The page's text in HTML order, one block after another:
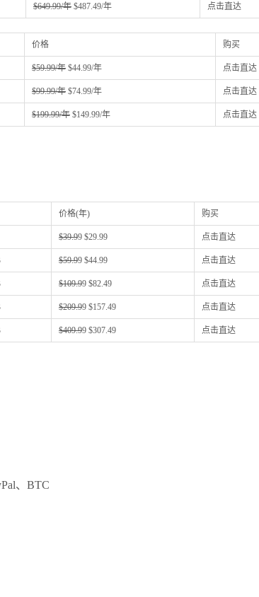
$649.99/年 $487.49/年 点击直达
价格 购买
$59.99/年 $44.99/年 点击直达
$99.99/年 $74.99/年 点击直达
$199.99/年 $149.99/年 点击直达
价格(年) 购买
$39.99 $29.99 点击直达
$59.99 $44.99 点击直达
$109.99 $82.49 点击直达
$209.99 $157.49 点击直达
$409.99 $307.49 点击直达
、BTC